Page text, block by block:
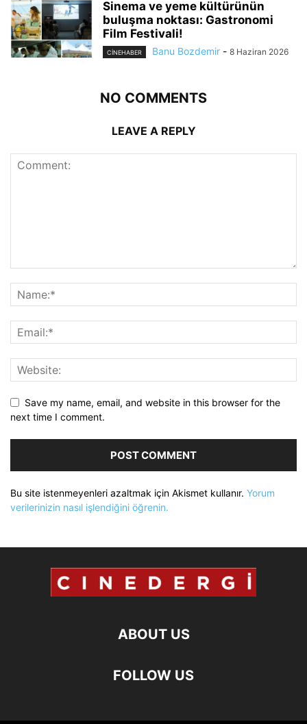
Sinema ve yeme kültürünün
buluşma noktası: Gastronomi
Film Festivali!
CINEHABER Banu Bozdemir - 8 Haziran 2026
NO COMMENTS
LEAVE A REPLY
Save my name, email, and website in this browser for the
next time I comment.
Bu site istenmeyenleri azaltmak için Akismet kullanır. Yorum
verilerinizin nasıl işlendiğini öğrenin.
ABOUT US
FOLLOW US